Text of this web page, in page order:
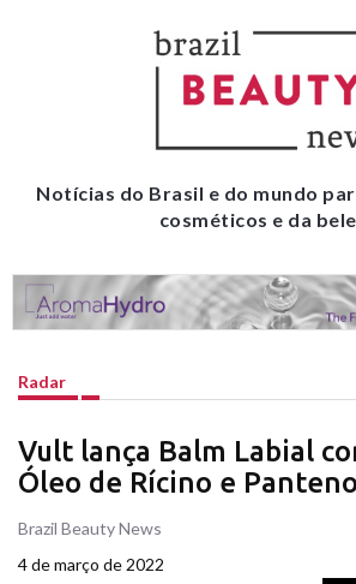
Notícias do Brasil e do mundo
cosméticos e da
Radar
Vult lança Balm Labial
Óleo de Rícino e
Brazil Beauty News
4 de março de 2022